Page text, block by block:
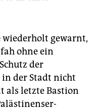
wiederholt gewarnt,
ohne ein
der
der Stadt nicht
als letzte Bastion